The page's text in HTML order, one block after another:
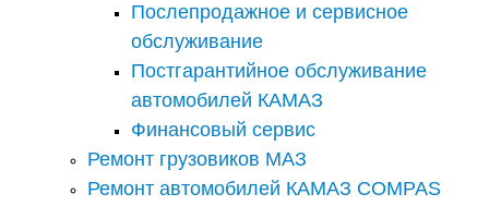
Послепродажное и сервисное
обслуживание
Постгарантийное обслуживание
автомобилей КАМАЗ
Финансовый сервис
Ремонт грузовиков МАЗ
Ремонт автомобилей КАМАЗ COMPAS